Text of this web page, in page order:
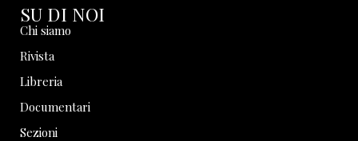
SU DI NOI
Chi siamo
Rivista
Libreria
Documentari
Sezioni